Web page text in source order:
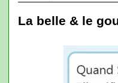
La belle & le